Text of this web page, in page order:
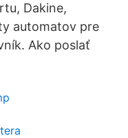
Dakine,
automatov pre
Ako poslať